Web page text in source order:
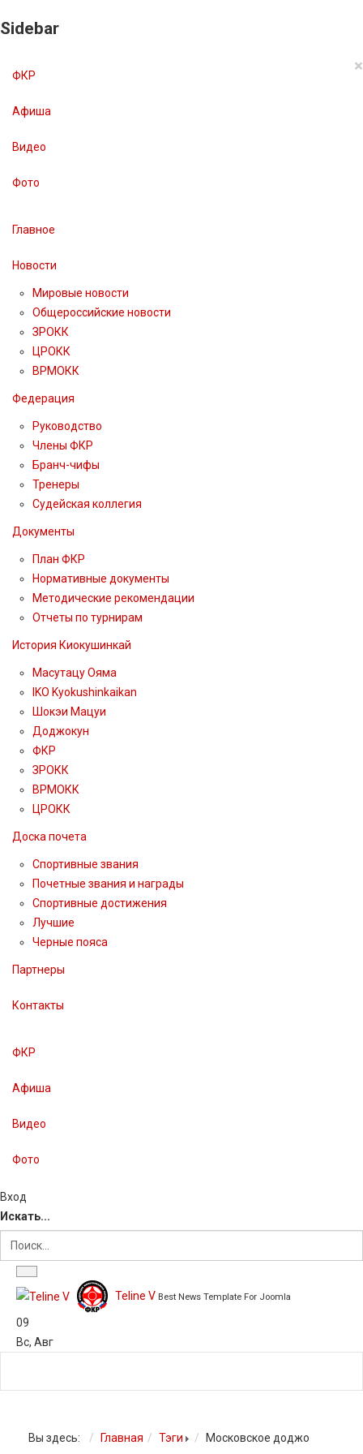
Sidebar
×
ФКР
Афиша
Видео
Фото
Главное
Новости
Мировые новости
Общероссийские новости
ЗРОКК
ЦРОКК
ВРМОКК
Федерация
Руководство
Члены ФКР
Бранч-чифы
Тренеры
Судейская коллегия
Документы
План ФКР
Нормативные документы
Методические рекомендации
Отчеты по турнирам
История Киокушинкай
Масутацу Ояма
IKO Kyokushinkaikan
Шокэи Мацуи
Доджокун
ФКР
ЗРОКК
ВРМОКК
ЦРОКК
Доска почета
Спортивные звания
Почетные звания и награды
Спортивные достижения
Лучшие
Черные пояса
Партнеры
Контакты
ФКР
Афиша
Видео
Фото
Вход
Искать...
Teline V Best News Template For Joomla
09
Вс, Авг
Вы здесь: Главная Тэги Московское доджо